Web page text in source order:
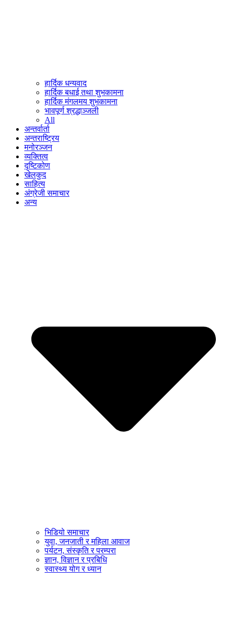
हार्दिक धन्यवाद
हार्दिक बधाई तथा शुभकामना
हार्दिक मंगलमय शुभकामना
भावपूर्ण श्रद्धाञ्जली
All
अन्तर्वार्ता
अन्तराष्ट्रिय
मनोरञ्जन
व्यक्तित्व
दृष्टिकोण
खेलकुद
साहित्य
अंग्रेजी समाचार
अन्य
भिडियो समाचार
युवा, जनजाती र महिला आवाज
पर्यटन, संस्कृति र परम्परा
ज्ञान, विज्ञान र प्रबिधि
स्वास्थ्य योग र ध्यान